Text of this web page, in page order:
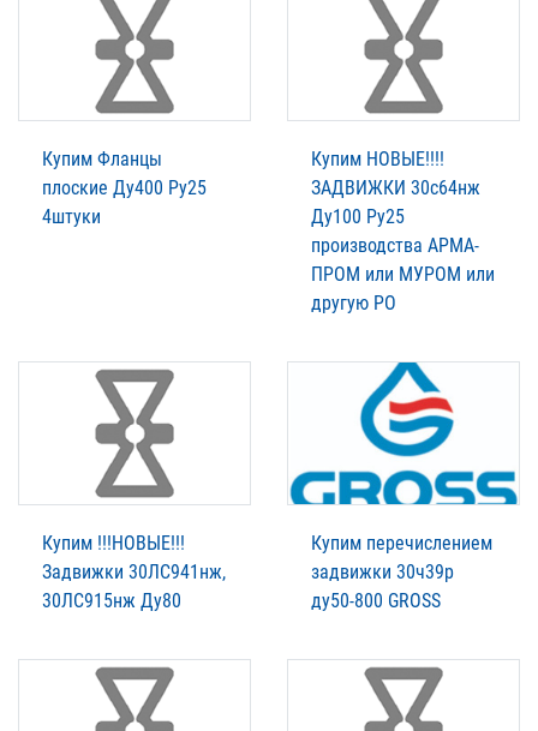
Купим Фланцы
плоские Ду400 Ру25
4штуки
Купим НОВЫЕ!!!!
ЗАДВИЖКИ 30с64нж
Ду100 Ру25
производства АРМА-
ПРОМ или МУРОМ или
другую РО
Купим !!!НОВЫЕ!!!
Задвижки 30ЛС941нж,
30ЛС915нж Ду80
Купим перечислением
задвижки 30ч39р
ду50-800 GROSS